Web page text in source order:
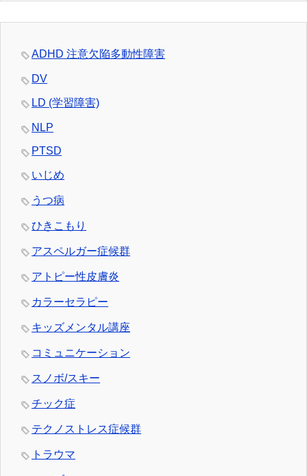
ADHD 注意欠陥多動性障害
DV
LD (学習障害)
NLP
PTSD
いじめ
うつ病
ひきこもり
アスペルガー症候群
アトピー性皮膚炎
カラーセラピー
キッズメンタル講座
コミュニケーション
スノボ/スキー
チック症
テクノストレス症候群
トラウマ